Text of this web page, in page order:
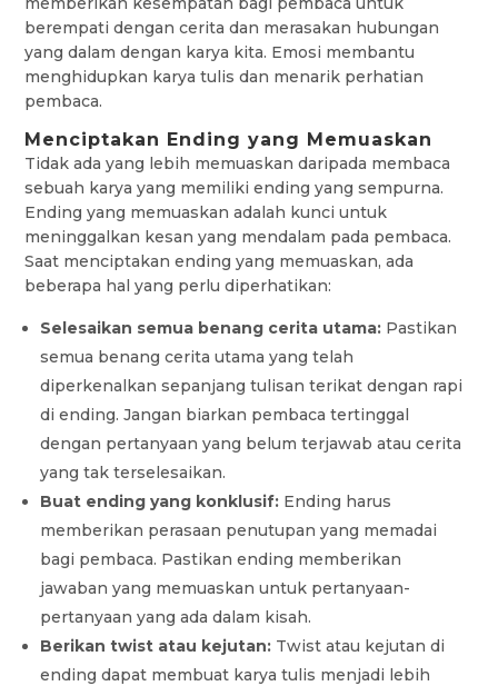
berempati dengan cerita dan merasakan hubungan
yang dalam dengan karya kita. Emosi membantu
menghidupkan karya tulis dan menarik perhatian
pembaca.
Menciptakan Ending yang Memuaskan
Tidak ada yang lebih memuaskan daripada membaca
sebuah karya yang memiliki ending yang sempurna.
Ending yang memuaskan adalah kunci untuk
meninggalkan kesan yang mendalam pada pembaca.
Saat menciptakan ending yang memuaskan, ada
beberapa hal yang perlu diperhatikan:
Selesaikan semua benang cerita utama: Pastikan
semua benang cerita utama yang telah
diperkenalkan sepanjang tulisan terikat dengan rapi
di ending. Jangan biarkan pembaca tertinggal
dengan pertanyaan yang belum terjawab atau cerita
yang tak terselesaikan.
Buat ending yang konklusif: Ending harus
memberikan perasaan penutupan yang memadai
bagi pembaca. Pastikan ending memberikan
jawaban yang memuaskan untuk pertanyaan-
pertanyaan yang ada dalam kisah.
Berikan twist atau kejutan: Twist atau kejutan di
ending dapat membuat karya tulis menjadi lebih